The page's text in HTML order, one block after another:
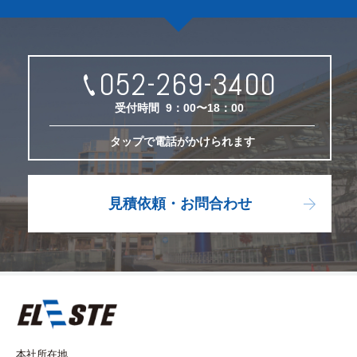
052-269-3400
受付時間 9：00〜18：00
タップで電話がかけられます
見積依頼・お問合わせ
本社所在地